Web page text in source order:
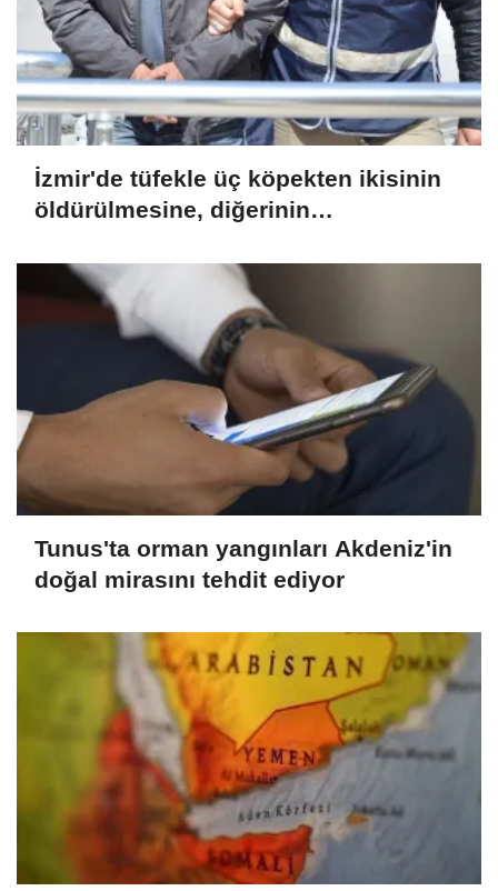
İzmir'de tüfekle üç köpekten ikisinin
öldürülmesine, diğerinin
yakalandı
Tunus'ta orman yangınları Akdeniz'in
doğal mirasını tehdit ediyor